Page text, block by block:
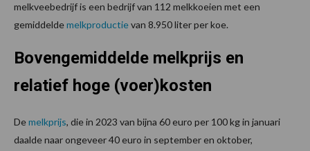
melkveebedrijf is een bedrijf van 112 melkkoeien met een
gemiddeldemelkproductievan 8.950 liter per koe.
Bovengemiddelde melkprijs en
relatief hoge (voer)kosten
Demelkprijs, die in 2023 van bijna 60 euro per 100 kg in januari
daalde naar ongeveer 40 euro in september en oktober,